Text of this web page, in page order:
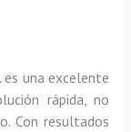
es una excelente
rápida, no
Con resultados